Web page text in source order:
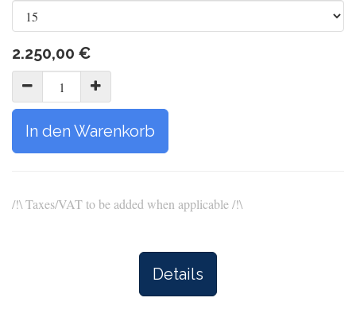
2.250,00 €
In den Warenkorb
/!\ Taxes/VAT to be added when applicable /!\
Details